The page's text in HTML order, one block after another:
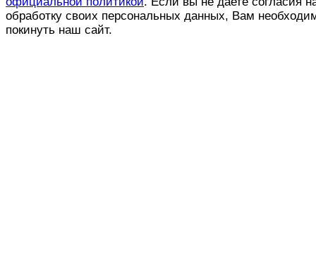
обработку своих персональных данных, Вам
покинуть наш сайт.